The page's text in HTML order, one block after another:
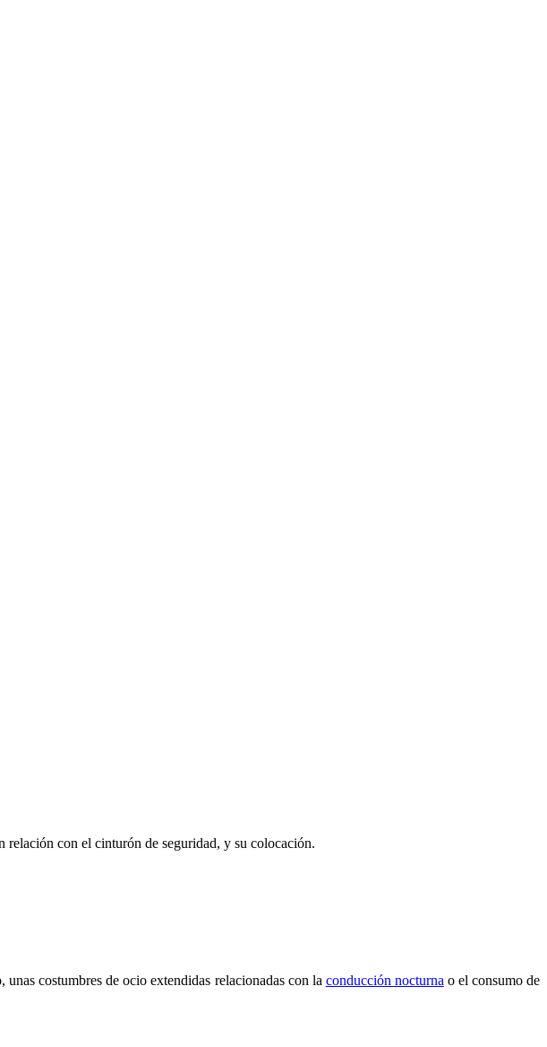
relación con el cinturón de seguridad, y su colocación.
costumbres de ocio extendidas relacionadas con la conducción nocturna o el consumo de